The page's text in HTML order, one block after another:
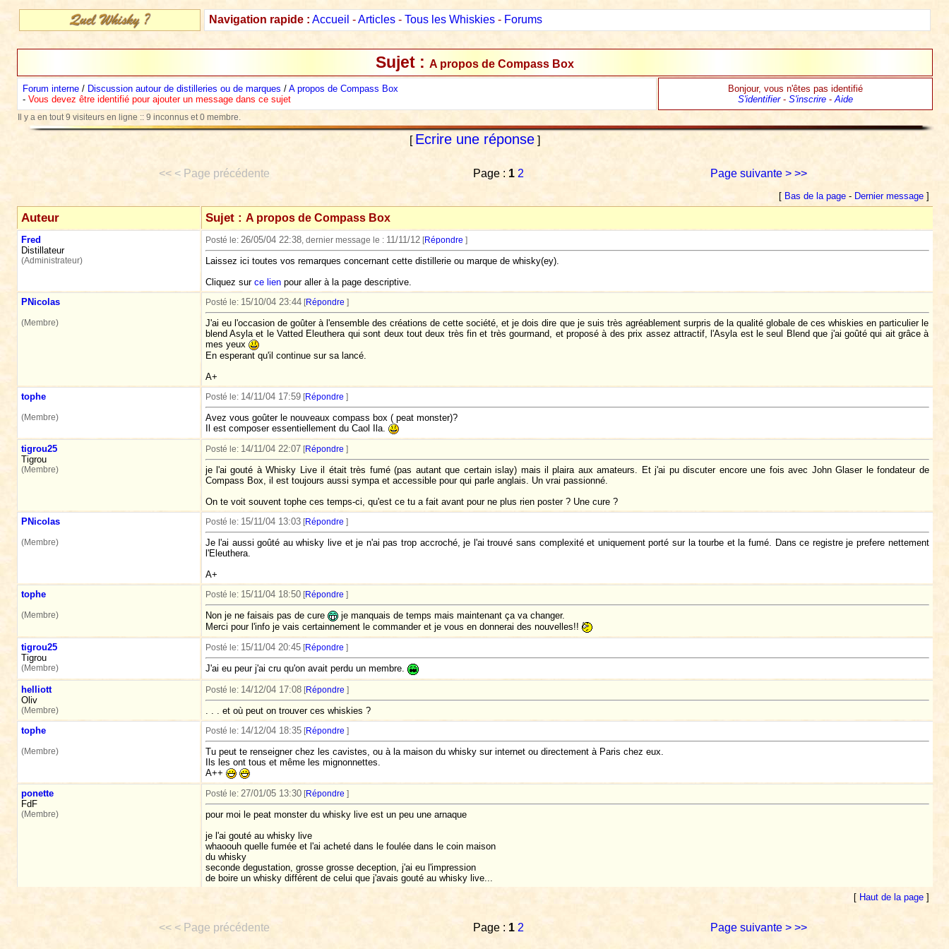
Navigation rapide : Accueil -Articles- Tous les Whiskies- Forums
Sujet : A propos de Compass Box
Forum interne/ Discussion autour de distilleries ou de marques / A propos de Compass Box
- Vous devez être identifié pour ajouter un message dans ce sujet
Bonjour, vous n'êtes pas identifié
S'identifier- S'inscrire-Aide
Il y a en tout 9 visiteurs en ligne :: 9 inconnus et 0 membre.
[ Ecrire une réponse]
<< < Page précédente Page : 1 2 Page suivante > >>
[ Bas de la page- Dernier message]
Auteur Sujet : A propos de Compass Box
Fred
Distillateur
(Administrateur)
Posté le: 26/05/04 22:38, dernier message le : 11/11/12[Répondre ]
Laissez ici toutes vos remarques concernant cette distillerie ou marque de whisky(ey).
Cliquez sur ce lienpour aller à la page descriptive.
PNicolas
(Membre)
Posté le: 15/10/04 23:44[Répondre ]
J'ai eu l'occasion de goûter à l'ensemble des créations de cette société, et je dois dire que je suis très agréablement surpris de la qualité globale de ces whiskies en particulier le
blend Asyla et le Vatted Eleuthera qui sont deux tout deux très fin et très gourmand, et proposé à des prix assez attractif, l'Asyla est le seul Blend que j'ai goûté qui ait grâce à
mes yeux
En esperant qu'il continue sur sa lancé.
A+
tophe
(Membre)
Posté le: 14/11/04 17:59[Répondre ]
Avez vous goûter le nouveaux compass box ( peat monster)?
Il est composer essentiellement du Caol Ila.
tigrou25
Tigrou
(Membre)
Posté le: 14/11/04 22:07[Répondre ]
je l'ai gouté à Whisky Live il était très fumé (pas autant que certain islay) mais il plaira aux amateurs. Et j'ai pu discuter encore une fois avec John Glaser le fondateur de
Compass Box, il est toujours aussi sympa et accessible pour qui parle anglais. Un vrai passionné.
On te voit souvent tophe ces temps-ci, qu'est ce tu a fait avant pour ne plus rien poster ? Une cure ?
PNicolas
(Membre)
Posté le: 15/11/04 13:03[Répondre ]
Je l'ai aussi goûté au whisky live et je n'ai pas trop accroché, je l'ai trouvé sans complexité et uniquement porté sur la tourbe et la fumé. Dans ce registre je prefere nettement
l'Eleuthera.
A+
tophe
(Membre)
Posté le: 15/11/04 18:50[Répondre ]
Non je ne faisais pas de cure
je manquais de temps mais maintenant ça va changer.
Merci pour l'info je vais certainnement le commander et je vous en donnerai des nouvelles!!
tigrou25
Tigrou
(Membre)
Posté le: 15/11/04 20:45[Répondre ]
J'ai eu peur j'ai cru qu'on avait perdu un membre.
helliott
Oliv
(Membre)
Posté le: 14/12/04 17:08[Répondre ]
. . . et où peut on trouver ces whiskies ?
tophe
(Membre)
Posté le: 14/12/04 18:35[Répondre ]
Tu peut te renseigner chez les cavistes, ou à la maison du whisky sur internet ou directement à Paris chez eux.
Ils les ont tous et même les mignonnettes.
A++
ponette
FdF
(Membre)
Posté le: 27/01/05 13:30[Répondre ]
pour moi le peat monster du whisky live est un peu une arnaque
je l'ai gouté au whisky live
whaoouh quelle fumée et l'ai acheté dans le foulée dans le coin maison
du whisky
seconde degustation, grosse grosse deception, j'ai eu l'impression
de boire un whisky différent de celui que j'avais gouté au whisky live...
[ Haut de la page]
<< < Page précédente Page : 1 2 Page suivante > >>